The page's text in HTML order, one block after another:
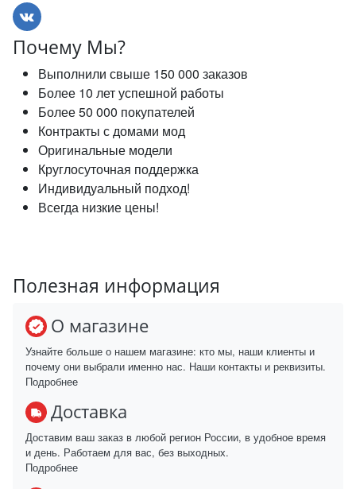
Почему Мы?
Выполнили свыше 150 000 заказов
Более 10 лет успешной работы
Более 50 000 покупателей
Контракты с домами мод
Оригинальные модели
Круглосуточная поддержка
Индивидуальный подход!
Всегда низкие цены!
Полезная информация
О магазине
Узнайте больше о нашем магазине: кто мы, наши клиенты и
почему они выбрали именно нас. Наши контакты и реквизиты.
Подробнее
Доставка
Доставим ваш заказ в любой регион России, в удобное время
и день. Работаем для вас, без выходных.
Подробнее